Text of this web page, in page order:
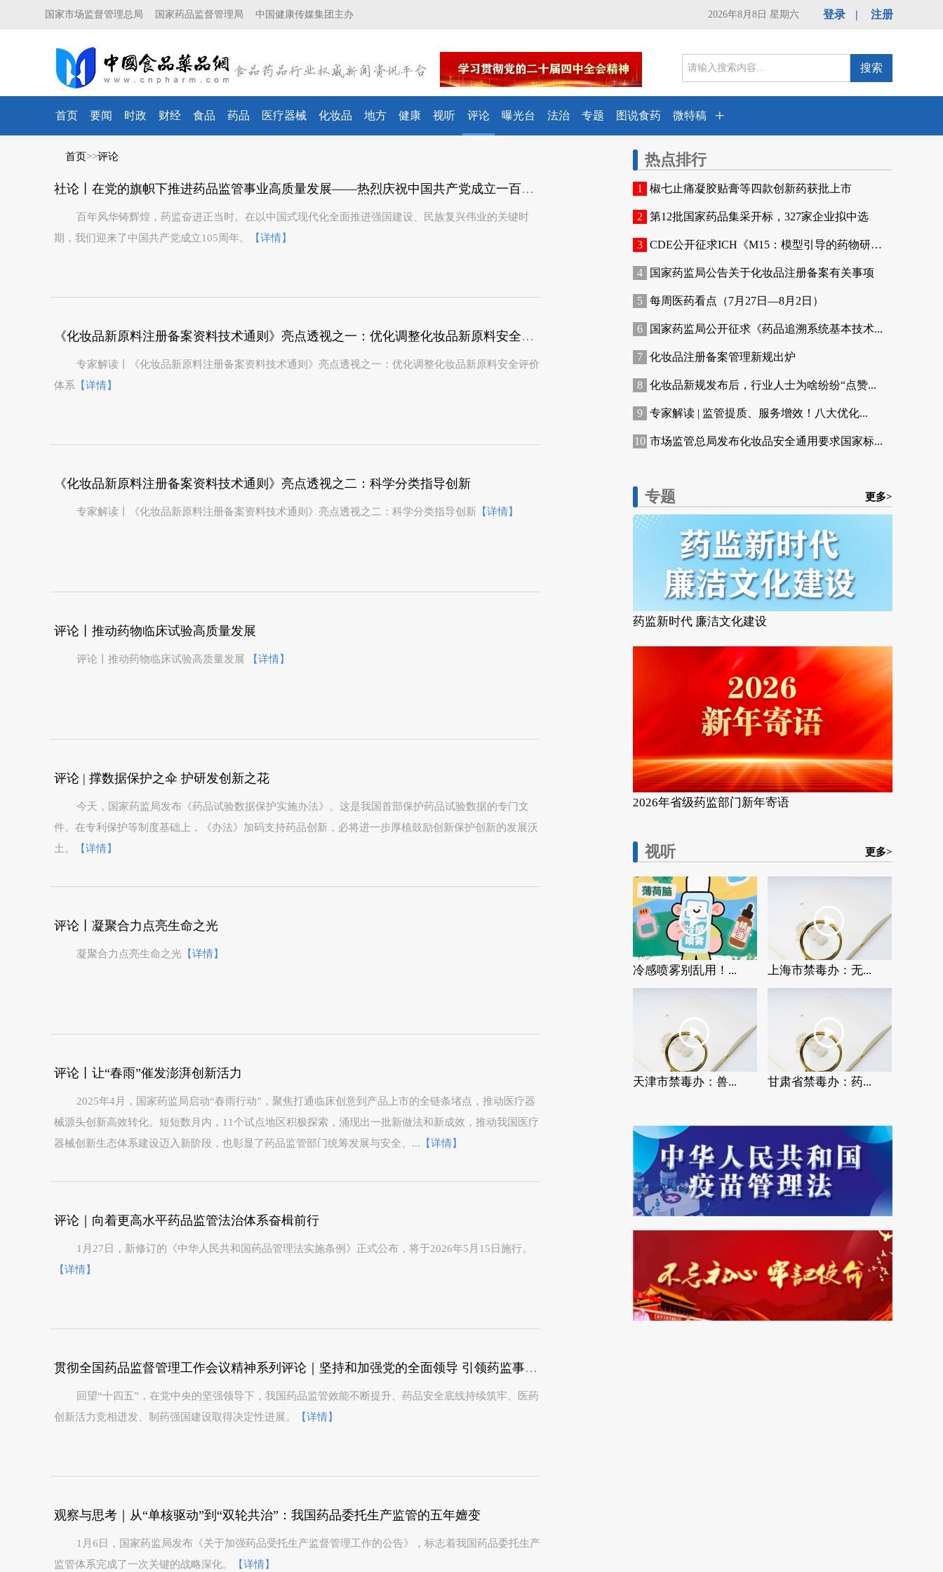
国家市场监督管理总局 国家药品监督管理局 中国健康传媒集团主办 登录 | 注册
2026年8月8日 星期六
搜索
首页 要闻 时政 财经 食品 药品 医疗器械 化妆品 地方 健康 视听 评论 曝光台 法治 专题 图说食药 微特稿 +
首页>>评论
社论丨在党的旗帜下推进药品监管事业高质量发展——热烈庆祝中国共产党成立一百零五周年
百年风华铸辉煌，药监奋进正当时。在以中国式现代化全面推进强国建设、民族复兴伟业的关键时
期，我们迎来了中国共产党成立105周年。
【详情】
《化妆品新原料注册备案资料技术通则》亮点透视之一：优化调整化妆品新原料安全评价体系
专家解读丨《化妆品新原料注册备案资料技术通则》亮点透视之一：优化调整化妆品新原料安全评价
体系 【详情】
《化妆品新原料注册备案资料技术通则》亮点透视之二：科学分类指导创新
专家解读丨《化妆品新原料注册备案资料技术通则》亮点透视之二：科学分类指导创新 【详情】
评论丨推动药物临床试验高质量发展
评论丨推动药物临床试验高质量发展 【详情】
评论 | 撑数据保护之伞 护研发创新之花
今天，国家药监局发布《药品试验数据保护实施办法》。这是我国首部保护药品试验数据的专门文
件。在专利保护等制度基础上，《办法》加码支持药品创新，必将进一步厚植鼓励创新保护创新的发展沃
土。
【详情】
评论丨凝聚合力点亮生命之光
凝聚合力点亮生命之光 【详情】
评论丨让“春雨”催发澎湃创新活力
2025年4月，国家药监局启动“春雨行动”，聚焦打通临床创意到产品上市的全链条堵点，推动医疗器
械源头创新高效转化。短短数月内，11个试点地区积极探索，涌现出一批新做法和新成效，推动我国医疗
器械创新生态体系建设迈入新阶段，也彰显了药品监管部门统筹发展与安全、... 【详情】
评论｜向着更高水平药品监管法治体系奋楫前行
1月27日，新修订的《中华人民共和国药品管理法实施条例》正式公布，将于2026年5月15日施行。
【详情】
贯彻全国药品监督管理工作会议精神系列评论｜坚持和加强党的全面领导 引领药监事业高质量发展
回望“十四五”，在党中央的坚强领导下，我国药品监管效能不断提升、药品安全底线持续筑牢、医药
创新活力竞相迸发、制药强国建设取得决定性进展。
【详情】
观察与思考｜从“单核驱动”到“双轮共治”：我国药品委托生产监管的五年嬗变
1月6日，国家药监局发布《关于加强药品受托生产监督管理工作的公告》，标志着我国药品委托生产
监管体系完成了一次关键的战略深化。
【详情】
热点排行
椒七止痛凝胶贴膏等四款创新药获批上市
第12批国家药品集采开标，327家企业拟中选
CDE公开征求ICH《M15：模型引导的药物研发...
国家药监局公告关于化妆品注册备案有关事项
每周医药看点（7月27日—8月2日）
国家药监局公开征求《药品追溯系统基本技术...
化妆品注册备案管理新规出炉
化妆品新规发布后，行业人士为啥纷纷“点赞...
专家解读 | 监管提质、服务增效！八大优化...
市场监管总局发布化妆品安全通用要求国家标...
专题 更多>
药监新时代 廉洁文化建设
2026年省级药监部门新年寄语
视听 更多>
冷感喷雾别乱用！... 上海市禁毒办：无...
天津市禁毒办：兽... 甘肃省禁毒办：药...